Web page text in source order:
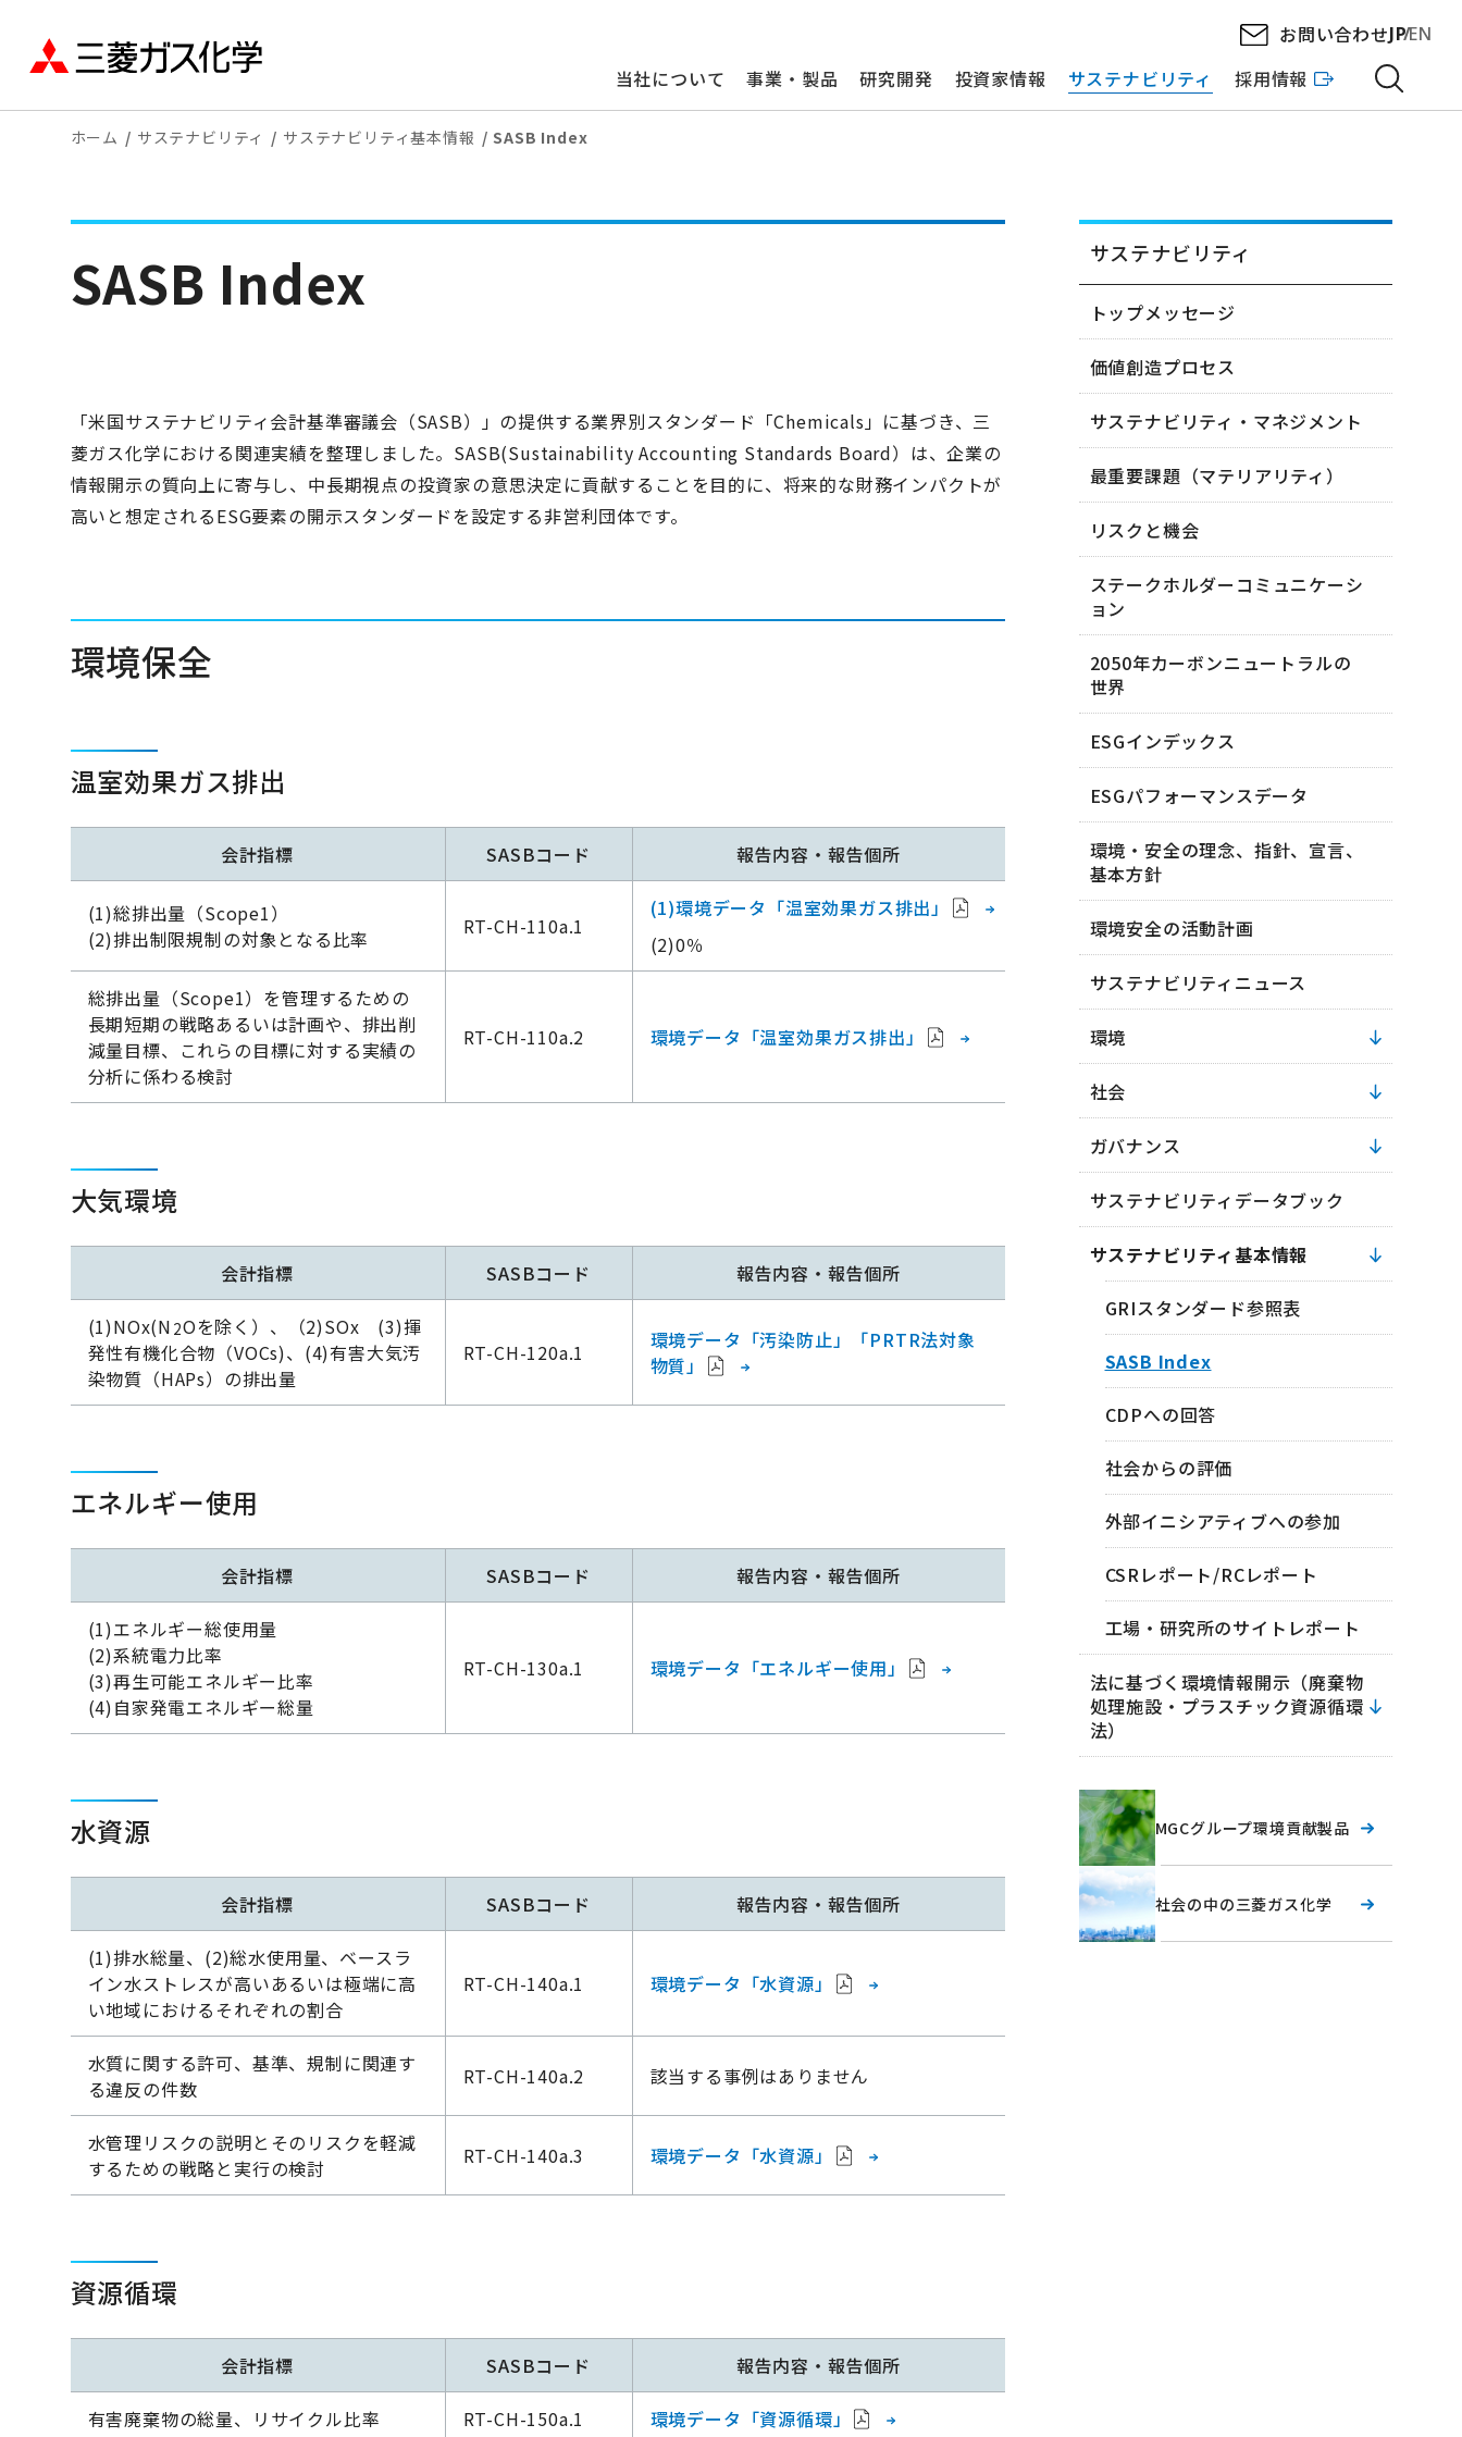
当社について 事業・製品 研究開発 投資家情報 サステナビリティ 採用情報
お問い合わせJPEN
ホーム サステナビリティ サステナビリティ基本情報 SASB Index
SASB Index
「米国サステナビリティ会計基準審議会（SASB）」の提供する業界別スタンダード「Chemicals」に基づき、三
菱ガス化学における関連実績を整理しました。SASB(Sustainability Accounting Standards Board）は、企業の
情報開示の質向上に寄与し、中長期視点の投資家の意思決定に貢献することを目的に、将来的な財務インパクトが
高いと想定されるESG要素の開示スタンダードを設定する非営利団体です。
環境保全
温室効果ガス排出
会計指標 SASBコード 報告内容・報告個所
(1)総排出量（Scope1）
(2)排出制限規制の対象となる比率
RT-CH-110a.1
(1)環境データ「温室効果ガス排出」
(2)0％
総排出量（Scope1）を管理するための
長期短期の戦略あるいは計画や、排出削
減量目標、これらの目標に対する実績の
分析に係わる検討
RT-CH-110a.2 環境データ「温室効果ガス排出」
大気環境
会計指標 SASBコード 報告内容・報告個所
(1)NOx(N 2Oを除く）、（2)SOx (3)揮
発性有機化合物（VOCs)、(4)有害大気汚
染物質（HAPs）の排出量
RT-CH-120a.1
環境データ「汚染防止」「PRTR法対象
物質」
エネルギー使用
会計指標 SASBコード 報告内容・報告個所
(1)エネルギー総使用量
(2)系統電力比率
(3)再生可能エネルギー比率
(4)自家発電エネルギー総量
RT-CH-130a.1 環境データ「エネルギー使用」
水資源
会計指標 SASBコード 報告内容・報告個所
(1)排水総量、(2)総水使用量、ベースラ
イン水ストレスが高いあるいは極端に高
い地域におけるそれぞれの割合
RT-CH-140a.1 環境データ「水資源」
水質に関する許可、基準、規制に関連す
る違反の件数
RT-CH-140a.2 該当する事例はありません
水管理リスクの説明とそのリスクを軽減
するための戦略と実行の検討
RT-CH-140a.3 環境データ「水資源」
資源循環
会計指標 SASBコード 報告内容・報告個所
有害廃棄物の総量、リサイクル比率 RT-CH-150a.1 環境データ「資源循環」
サステナビリティ
トップメッセージ
価値創造プロセス
サステナビリティ・マネジメント
最重要課題（マテリアリティ）
リスクと機会
ステークホルダーコミュニケーシ
ョン
2050年カーボンニュートラルの
世界
ESGインデックス
ESGパフォーマンスデータ
環境・安全の理念、指針、宣言、
基本方針
環境安全の活動計画
サステナビリティニュース
環境
社会
ガバナンス
サステナビリティデータブック
サステナビリティ基本情報
GRIスタンダード参照表
SASB Index
CDPへの回答
社会からの評価
外部イニシアティブへの参加
CSRレポート/RCレポート
工場・研究所のサイトレポート
法に基づく環境情報開示（廃棄物
処理施設・プラスチック資源循環
法）
MGCグループ環境貢献製品
社会の中の三菱ガス化学